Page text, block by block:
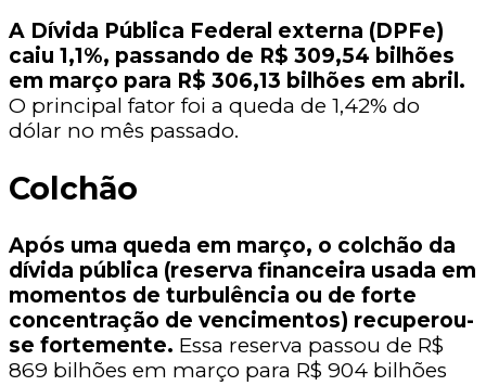
A Dívida Pública Federal externa (DPFe)
caiu 1,1%, passando de R$ 309,54 bilhões
em março para R$ 306,13 bilhões em abril.
O principal fator foi a queda de 1,42% do
dólar no mês passado.
Colchão
Após uma queda em março, o colchão da
dívida pública (reserva financeira usada em
momentos de turbulência ou de forte
concentração de vencimentos) recuperou-
se fortemente. Essa reserva passou de R$
869 bilhões em março para R$ 904 bilhões